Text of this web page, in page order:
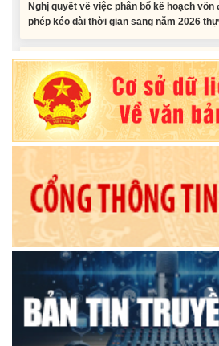
Nghị quyết Về chất vấn tại Kỳ họp thứ
Đắk Lắk khóa XI, nhiệm kỳ 2026 - 2031
Nghị quyết Xác nhận kết quả bầu Ủy viên
Đắk Lắk khoá XI, nhiệm kỳ 2026 - 2031
Tiểu phẩm audio spot Tiếng Ê đê - TP25
Tiểu phẩm audio spot Tiếng Ê đê - TP24
Tiểu phẩm audio spot Tiếng Ê đê - TP23